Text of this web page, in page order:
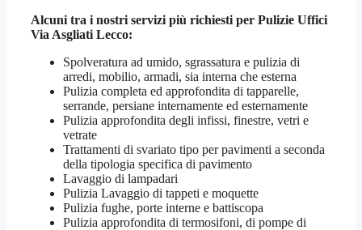
Alcuni tra i nostri servizi più richiesti per Pulizie Uffici
Via Asgliati Lecco:
Spolveratura ad umido, sgrassatura e pulizia di
arredi, mobilio, armadi, sia interna che esterna
Pulizia completa ed approfondita di tapparelle,
serrande, persiane internamente ed esternamente
Pulizia approfondita degli infissi, finestre, vetri e
vetrate
Trattamenti di svariato tipo per pavimenti a seconda
della tipologia specifica di pavimento
Lavaggio di lampadari
Pulizia Lavaggio di tappeti e moquette
Pulizia fughe, porte interne e battiscopa
Pulizia approfondita di termosifoni, di pompe di